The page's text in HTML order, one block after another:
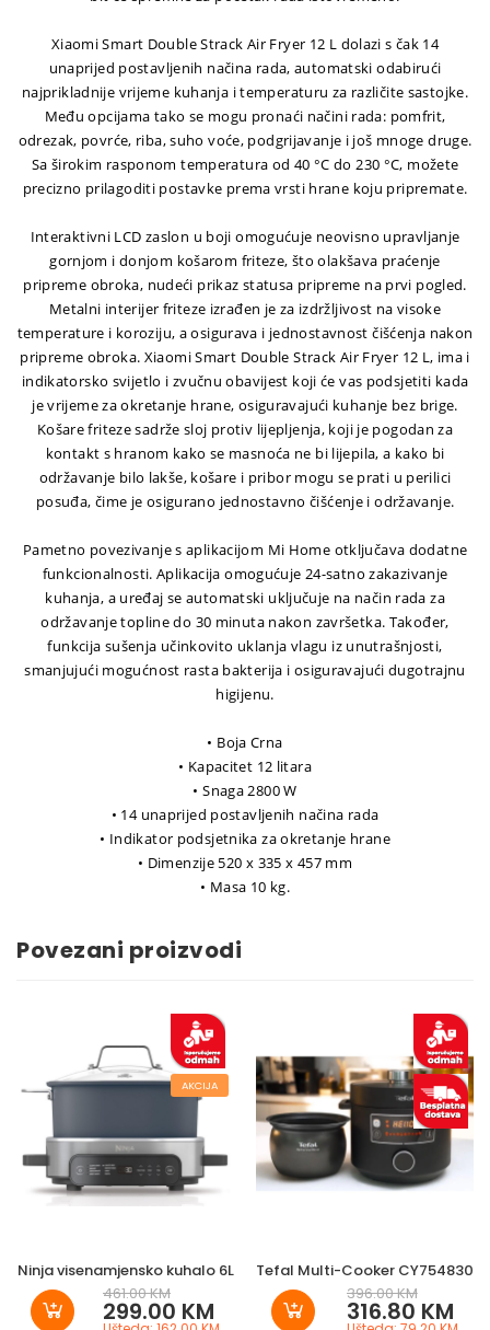
Xiaomi Smart Double Strack Air Fryer 12 L dolazi s čak 14
unaprijed postavljenih načina rada, automatski odabirući
najprikladnije vrijeme kuhanja i temperaturu za različite sastojke.
Među opcijama tako se mogu pronaći načini rada: pomfrit,
odrezak, povrće, riba, suho voće, podgrijavanje i još mnoge druge.
Sa širokim rasponom temperatura od 40 °C do 230 °C, možete
precizno prilagoditi postavke prema vrsti hrane koju pripremate.
Interaktivni LCD zaslon u boji omogućuje neovisno upravljanje
gornjom i donjom košarom friteze, što olakšava praćenje
pripreme obroka, nudeći prikaz statusa pripreme na prvi pogled.
Metalni interijer friteze izrađen je za izdržljivost na visoke
temperature i koroziju, a osigurava i jednostavnost čišćenja nakon
pripreme obroka. Xiaomi Smart Double Strack Air Fryer 12 L, ima i
indikatorsko svijetlo i zvučnu obavijest koji će vas podsjetiti kada
je vrijeme za okretanje hrane, osiguravajući kuhanje bez brige.
Košare friteze sadrže sloj protiv lijepljenja, koji je pogodan za
kontakt s hranom kako se masnoća ne bi lijepila, a kako bi
održavanje bilo lakše, košare i pribor mogu se prati u perilici
posuđa, čime je osigurano jednostavno čišćenje i održavanje.
Pametno povezivanje s aplikacijom Mi Home otključava dodatne
funkcionalnosti. Aplikacija omogućuje 24-satno zakazivanje
kuhanja, a uređaj se automatski uključuje na način rada za
održavanje topline do 30 minuta nakon završetka. Također,
funkcija sušenja učinkovito uklanja vlagu iz unutrašnjosti,
smanjujući mogućnost rasta bakterija i osiguravajući dugotrajnu
higijenu.
• Boja Crna
• Kapacitet 12 litara
• Snaga 2800 W
• 14 unaprijed postavljenih načina rada
• Indikator podsjetnika za okretanje hrane
• Dimenzije 520 x 335 x 457 mm
• Masa 10 kg.
Povezani proizvodi
AKCIJA
Ninja visenamjensko kuhalo 6L
461.00 KM
299.00 KM
Tefal Multi-Cooker CY754830
396.00 KM
316.80 KM